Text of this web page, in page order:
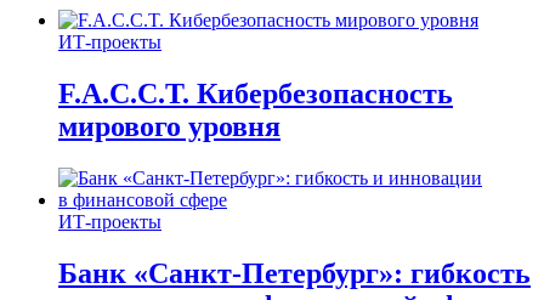
ИТ-проекты
F.A.C.C.T. Кибербезопасность
мирового уровня
ИТ-проекты
Банк «Санкт-Петербург»: гибкость